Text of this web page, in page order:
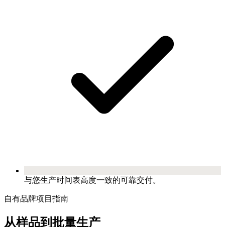
与您生产时间表高度一致的可靠交付。
自有品牌项目指南
从样品到批量生产